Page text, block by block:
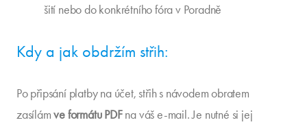
šití nebo do konkrétního fóra v Poradně
Kdy a jak obdržím střih:
Po připsání platby na účet, střih s návodem obratem
zasílámve formátu PDFna váš e-mail. Je nutné si jej